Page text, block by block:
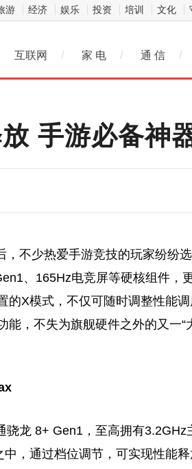
游 经济 娱乐 投资 培训 文化
互联网 / 家 电 / 通 信 /
手游必备神
，不少热爱手游竞技的玩家纷纷
、165Hz电竞屏等硬核组件，
的X模式，不仅可随时调整性能
，不失为旗舰硬件之外的又一“
骁龙 8+ Gen1，至高拥有3.2GHz
，通过档位调节，可实现性能